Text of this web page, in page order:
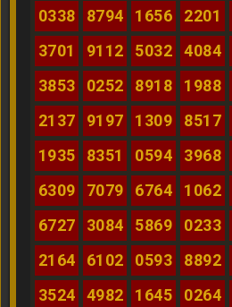
0338
8794 1656 2201
3701
9112 5032 4084
3853
0252 8918 1988
2137
9197 1309 8517
1935
8351 0594 3968
6309
7079 6764 1062
6727
3084 5869 0233
2164
6102 0593 8892
3524
4982 1645 0264